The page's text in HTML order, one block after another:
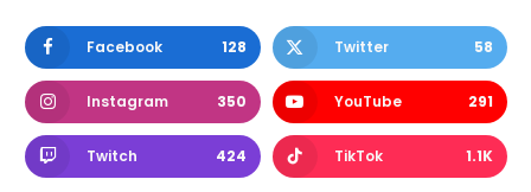
Facebook 128 Twitter 58
Instagram 350 YouTube 291
Twitch 424 TikTok 1.1K